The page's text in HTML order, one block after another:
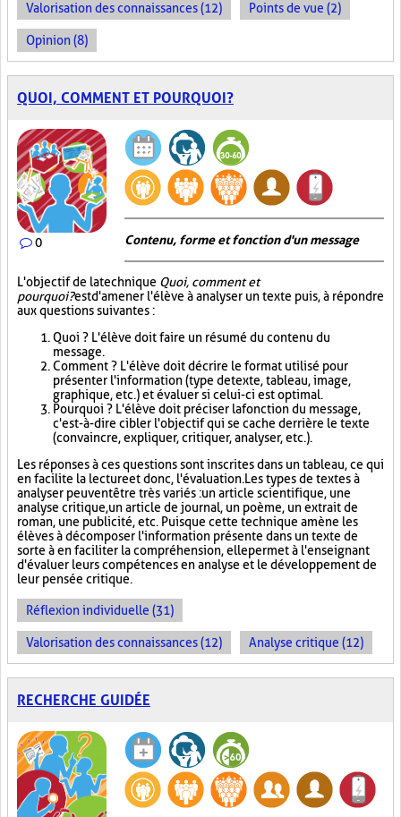
Valorisation des connaissances (12) Points de vue (2)
Opinion (8)
QUOI, COMMENT ET POURQUOI?
0 Contenu, forme et fonction d'un message
L'objectif de la technique Quoi, comment et
pourquoi?est d'amener l'élève à analyser un texte puis, à répondre
aux questions suivantes :
Quoi ? L'élève doit faire un résumé du contenu du
message.
Comment ? L'élève doit décrire le format utilisé pour
présenter l'information (type de texte, tableau, image,
graphique, etc.) et évaluer si celui-ci est optimal.
Pourquoi ? L'élève doit préciser la fonction du message,
c'est-à-dire cibler l'objectif qui se cache derrière le texte
(convaincre, expliquer, critiquer, analyser, etc.).
Les réponses à ces questions sont inscrites dans un tableau, ce qui
en facilite la lecture et donc, l'évaluation. Les types de textes à
analyser peuvent être très variés : un article scientifique, une
analyse critique, un article de journal, un poème, un extrait de
roman, une publicité, etc. Puisque cette technique amène les
élèves à décomposer l'information présente dans un texte de
sorte à en faciliter la compréhension, elle permet à l'enseignant
d'évaluer leurs compétences en analyse et le développement de
leur pensée critique.
Réflexion individuelle (31)
Valorisation des connaissances (12) Analyse critique (12)
RECHERCHE GUIDÉE